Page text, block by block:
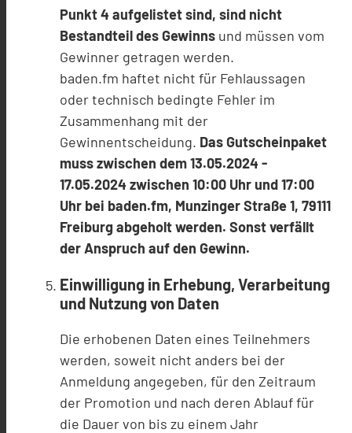
Punkt 4 aufgelistet sind, sind nicht
Bestandteil des Gewinns und müssen vom
Gewinner getragen werden.
baden.fm haftet nicht für Fehlaussagen
oder technisch bedingte Fehler im
Zusammenhang mit der
Gewinnentscheidung. Das Gutscheinpaket
muss zwischen dem 13.05.2024 -
17.05.2024 zwischen 10:00 Uhr und 17:00
Uhr bei baden.fm, Munzinger Straße 1, 79111
Freiburg abgeholt werden. Sonst verfällt
der Anspruch auf den Gewinn.
Einwilligung in Erhebung, Verarbeitung
und Nutzung von Daten
Die erhobenen Daten eines Teilnehmers
werden, soweit nicht anders bei der
Anmeldung angegeben, für den Zeitraum
der Promotion und nach deren Ablauf für
die Dauer von bis zu einem Jahr